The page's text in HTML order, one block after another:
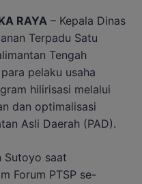
RAYA – Kepala Dinas
Terpadu Satu
Tengah
pelaku usaha
hilirisasi melalui
dan optimalisasi
Asli Daerah (PAD).
Sutoyo saat
Forum PTSP se-